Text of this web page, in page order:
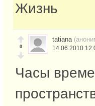
Жизнь
0
tatiana
14.06.2010
Часы